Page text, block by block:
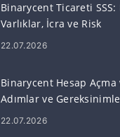
Binarycent Ticareti
Varlıklar, İcra ve Risk
22.07.2026
Binarycent Hesap Açma
Adımlar ve
22.07.2026